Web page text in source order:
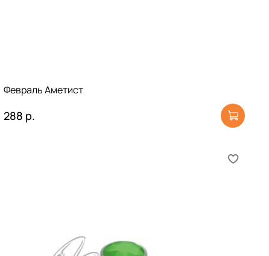
Февраль Аметист
288 р.